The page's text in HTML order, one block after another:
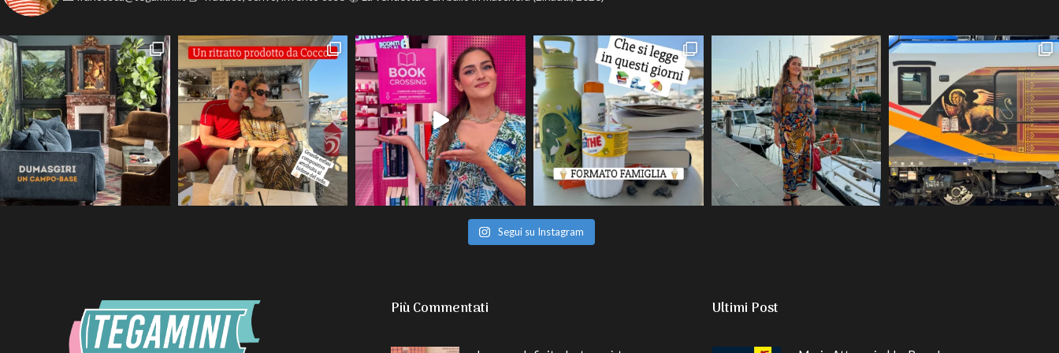
Segui su Instagram
Più Commentati Ultimi Post